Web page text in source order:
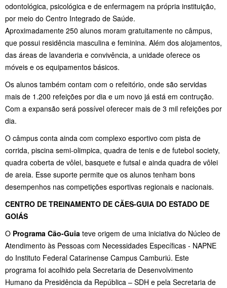
odontológica, psicológica e de enfermagem na própria instituição,
por meio do Centro Integrado de Saúde.
Aproximadamente 250 alunos moram gratuitamente no câmpus,
que possui residência masculina e feminina. Além dos alojamentos,
das áreas de lavanderia e convivência, a unidade oferece os
móveis e os equipamentos básicos.
Os alunos também contam com o refeitório, onde são servidas
mais de 1.200 refeições por dia e um novo já está em contrução.
Com a expansão será possível oferecer mais de 3 mil refeições por
dia.
O câmpus conta ainda com complexo esportivo com pista de
corrida, piscina semi-olimpica, quadra de tenis e de futebol society,
quadra coberta de vôlei, basquete e futsal e ainda quadra de vôlei
de areia. Esse suporte permite que os alunos tenham bons
desempenhos nas competições esportivas regionais e nacionais.
CENTRO DE TREINAMENTO DE CÃES-GUIA DO ESTADO DE
GOIÁS
O Programa Cão-Guia teve origem de uma iniciativa do Núcleo de
Atendimento às Pessoas com Necessidades Específicas - NAPNE
do Instituto Federal Catarinense Campus Camburiú. Este
programa foi acolhido pela Secretaria de Desenvolvimento
Humano da Presidência da República – SDH e pela Secretaria de